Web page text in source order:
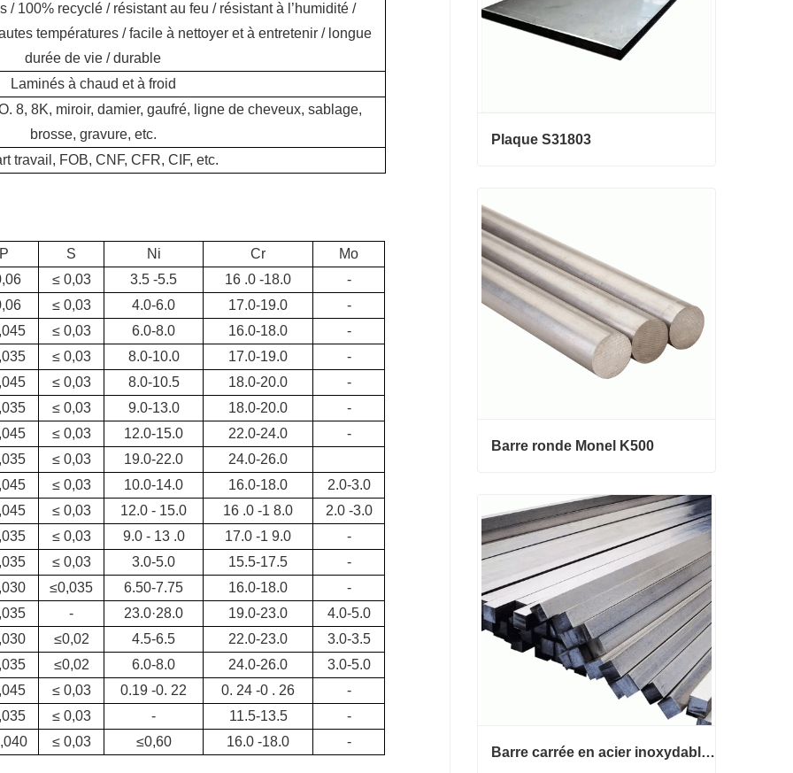
/ 100% recyclé / résistant au feu / résistant à l’humidité /
températures / facile à nettoyer et à entretenir / longue
durée de vie / durable
Laminés à chaud et à froid
8, 8K, miroir, damier, gaufré, ligne de cheveux, sablage,
brosse, gravure, etc.
travail, FOB, CNF, CFR, CIF, etc.
S Ni Cr
Mo
≤ 0,03 3.5 -5.5 16 .0 -18.0
-
≤ 0,03 4.0-6.0 17.0-19.0
-
≤ 0,03 6.0-8.0 16.0-18.0
-
≤ 0,03 8.0-10.0 17.0-19.0
-
≤ 0,03 8.0-10.5 18.0-20.0
-
≤ 0,03 9.0-13.0 18.0-20.0
-
≤ 0,03 12.0-15.0 22.0-24.0
-
≤ 0,03 19.0-22.0
24.0-26.0
≤ 0,03 10.0-14.0 16.0-18.0
2.0-3.0
≤ 0,03 12.0 - 15.0 16 .0 -1 8.0
2.0 -3.0
≤ 0,03 9.0 - 13 .0 17.0 -1 9.0
-
≤ 0,03 3.0-5.0 15.5-17.5
-
≤0,035 6.50-7.75 16.0-18.0
-
- 23.0·28.0 19.0-23.0
4.0-5.0
≤0,02 4.5-6.5 22.0-23.0
3.0-3.5
≤0,02 6.0-8.0 24.0-26.0
3.0-5.0
≤ 0,03 0.19 -0. 22 0. 24 -0 . 26
-
≤ 0,03 - 11.5-13.5
-
≤ 0,03 ≤0,60 16.0 -18.0 -
Plaque S31803
Plaque S31803
Contact maintenant
Barre ronde Monel K500
Barre ronde Monel K500
Contact maintenant
Barre carrée en acier inoxydable 316